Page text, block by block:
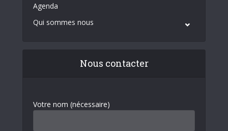
Agenda
Qui sommes nous
Nous contacter
Votre nom (nécessaire)